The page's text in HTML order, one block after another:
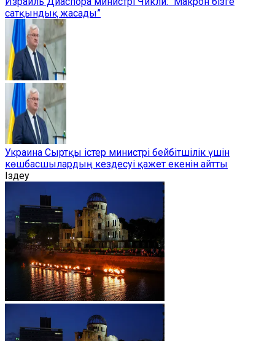
сатқындық жасады”
Украина Сыртқы істер министрі бейбітшілік үшін
көшбасшылардың кездесуі қажет екенін айтты
Іздеу